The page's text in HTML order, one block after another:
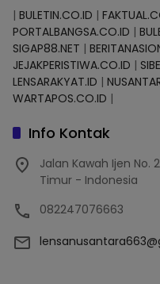
| BULETIN.CO.ID |
PORTALBANGSA.CO.ID |
SIGAP88.NET |
JEJAKPERISTIWA.CO.ID |
LENSARAKYAT.ID |
WARTAPOS.CO.ID |
Info Kontak
Jalan Kawah Ijen No.
Timur - Indonesia
082247076663